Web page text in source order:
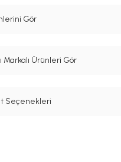
Gör
Markalı Ürünleri Gör
Seçenekleri